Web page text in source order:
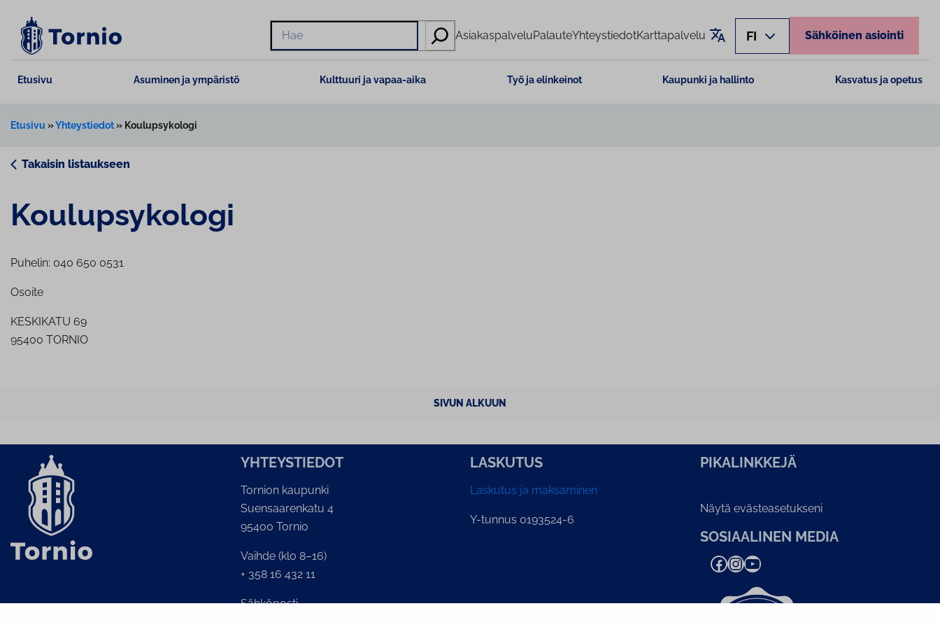
sisältöön
Hae
AsiakaspalveluPalauteYhteystiedotKarttapalvelu Käännä sivu
FI Sähköinen asiointi
Etusivu Asuminen ja ympäristö Kulttuuri ja vapaa-aika Työ ja elinkeinot Kaupunki ja hallinto Kasvatus ja opetus
Etusivu »Yhteystiedot» Koulupsykologi
Takaisin listaukseen
Kou­lup­sy­ko­lo­gi
Puhelin: 040 650 0531
Osoite
KESKIKATU 69
95400 TORNIO
SIVUN ALKUUN
YH­TEYS­TIE­DOT
Tornion kaupunki
Suensaarenkatu 4
95400 Tornio
Vaihde (klo 8–16)
+ 358 16 432 11
Sähköposti
LASKUTUS
Laskutus ja maksaminen
Y-tunnus 0193524-6
PI­KA­LINK­KE­JÄ
Näytä evästeasetukseni
SOSIAALINEN MEDIA
Facebook InstagramYouTube